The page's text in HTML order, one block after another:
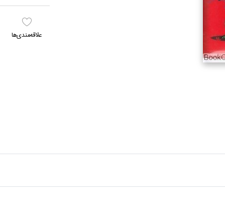
علاقه‌مندي‌ها